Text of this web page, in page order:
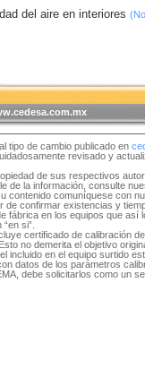
del aire en interiores
tipo de cambio publicado en
revisado y
de sus respectivos
de la información, consulte
contenido comuníquese con
de confirmar existencias y
fábrica en los equipos que
si”.
certificado de calibración
no demerita el objetivo
incluido en el equipo surtido
datos de los parámetros
debe solicitarlos como un